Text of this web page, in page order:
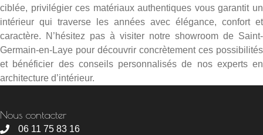
ciblée, privilégier ces matériaux authentiques vous garantit un
intérieur qui traverse les années avec élégance, confort et
caractère. N’hésitez pas à visiter notre showroom de Saint-
Germain-en-Laye pour découvrir concrètement ces possibilités
et bénéficier des conseils personnalisés de nos experts en
architecture d’intérieur.
Nous contacter
06 11 75 83 16